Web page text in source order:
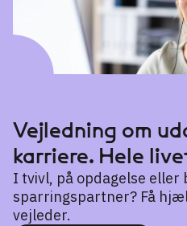
Vejledning om
karriere. Hele
I tvivl, på opdagelse eller
sparringspartner? Få
vejleder.